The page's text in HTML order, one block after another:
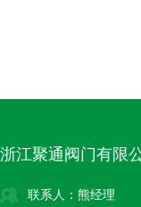
浙江聚通阀门有限
联系人：熊经理